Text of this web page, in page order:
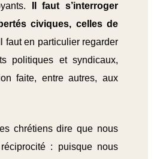
Il faut s’interroger
civiques, celles de
faut en particulier regarder
politiques et syndicaux,
faite, entre autres, aux
chrétiens dire que nous
: puisque nous